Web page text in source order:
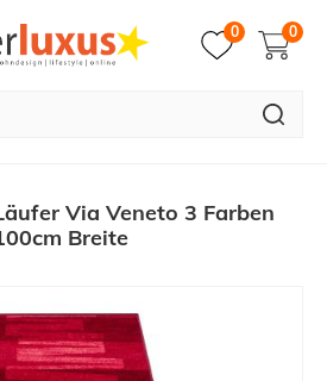
0 0
Via Veneto 3 Farben
Breite